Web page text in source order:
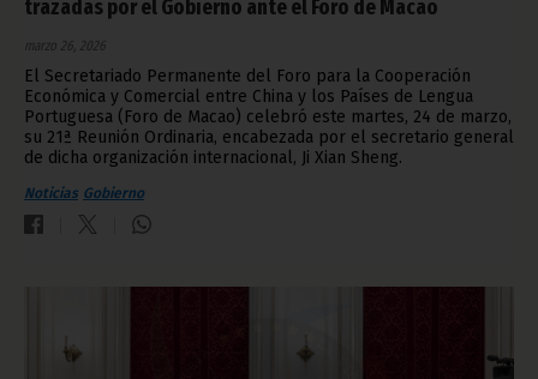
trazadas por el Gobierno ante el Foro de Macao
marzo 26, 2026
El Secretariado Permanente del Foro para la Cooperación
Económica y Comercial entre China y los Países de Lengua
Portuguesa (Foro de Macao) celebró este martes, 24 de marzo,
su 21ª Reunión Ordinaria, encabezada por el secretario general
de dicha organización internacional, Ji Xian Sheng.
Noticias Gobierno